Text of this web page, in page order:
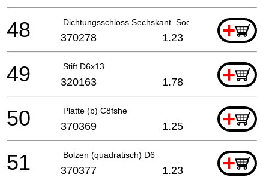
Dichtungsschloss Sechskant. Sockel Hd. Bolt M4x6
+
48 370278 1.23
Stift D6x13 +
49 320163 1.78
Platte (b) C8fshe +
50 370369 1.25
Bolzen (quadratisch) D6 +
51 370377 1.23